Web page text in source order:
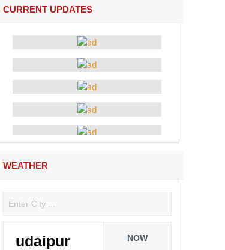
CURRENT UPDATES
WEATHER
udaipur NOW